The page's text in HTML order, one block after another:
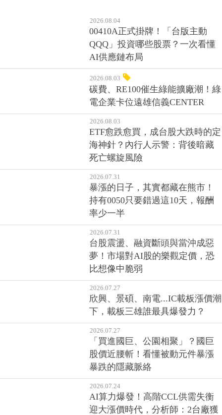
2026.08.04
00410A正式掛牌！「台版主動
QQQ」投資哪些股票？一次看懂
AI供應鏈布局
2026.08.03
碳費、RE100催生綠能擴廠潮！綠
電企業卡位遠雄信義CENTER
2026.08.03
ETF愈跌愈買，成台股大跌時的定
海神針？內行人示警：背後暗藏
死亡螺旋風險
2026.07.31
暴漲的日子，其實都藏在熊市！
持有0050只要錯過這10天，報酬
率少一半
2026.07.31
台股震盪、融資斷頭與當沖成惡
夢！市場對AI股的樂觀定價，恐
比想像中脆弱
2026.07.27
欣興、景碩、南電...IC載板漲價潮
下，載板三雄誰最具爆發力？
2026.07.27
「買進國巨、公園相聚」？國巨
股價近腰斬！看懂被動元件暴漲
暴跌的隱藏脈絡
2026.07.24
AI算力爆發！高階CCL供需失衡
迎大漲價時代，分析師：2台廠獲